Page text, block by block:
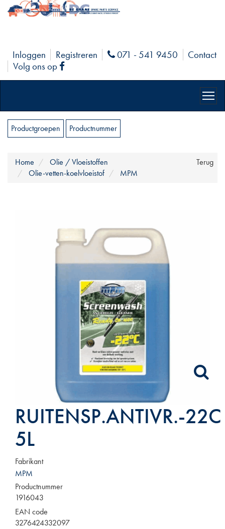
Inloggen Registreren Phone
071 - 541 9450
Contact
Volg ons op
Facebook
Productgroepen Productnummer
Terug
Home
Olie / Vloeistoffen
Olie-vetten-koelvloeistof
MPM
RUITENSP.ANTIVR.-22C
5L
Fabrikant
MPM
Productnummer
1916043
EAN code
3276424332097